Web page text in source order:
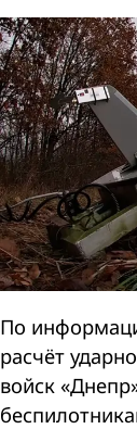
По
расчёт
войск